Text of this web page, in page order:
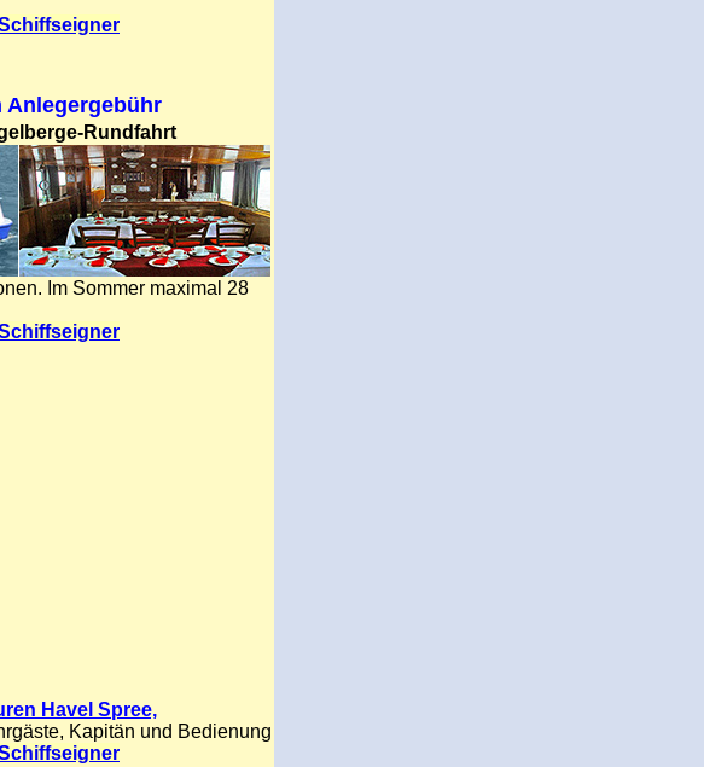
Anlegergebühr
Rundfahrt
Im Sommer maximal 28
Havel Spree,
Kapitän und Bedienung